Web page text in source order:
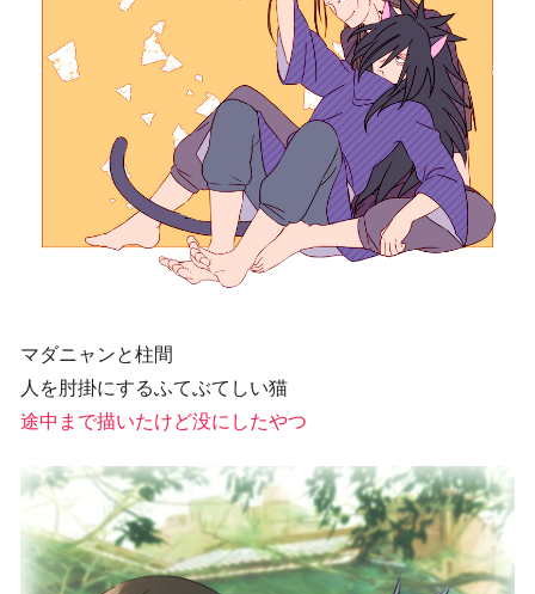
マダニャンと柱間
人を肘掛にするふてぶてしい猫
途中まで描いたけど没にしたやつ